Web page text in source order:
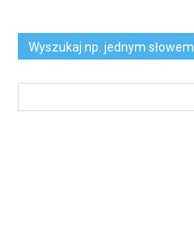
Wyszukaj np. jednym słowem